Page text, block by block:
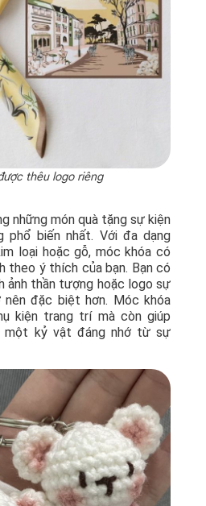
thêu logo riêng
những món quà tặng sự kiện
phổ biến nhất. Với đa dạng
loại hoặc gỗ, móc khóa có
theo ý thích của bạn. Bạn có
ảnh thần tượng hoặc logo sự
đặc biệt hơn. Móc khóa
kiện trang trí mà còn giúp
một kỷ vật đáng nhớ từ sự